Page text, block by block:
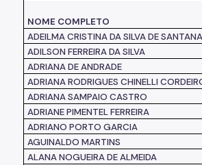
Solicitação de Turmas
Laboratório de Inovação - Lab11
Notícias
Colegiado das Escolas de Governo
NOME COMPLETO
ADEILMA CRISTINA DA SILVA DE SANTANA
ADILSON FERREIRA DA SILVA
ADRIANA DE ANDRADE
ADRIANA RODRIGUES CHINELLI
ADRIANA SAMPAIO CASTRO
ADRIANE PIMENTEL FERREIRA
ADRIANO PORTO GARCIA
AGUINALDO MARTINS
ALANA NOGUEIRA DE ALMEIDA